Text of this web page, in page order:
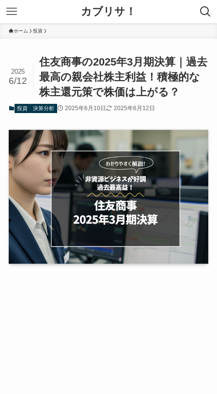
カブリサ！
ホーム 投資
住友商事の2025年3月期決算｜過去
最高の親会社株主利益！積極的な
株主還元策で株価は上がる？
2025
6/12
投資 決算分析 2025年6月10日 2025年6月12日